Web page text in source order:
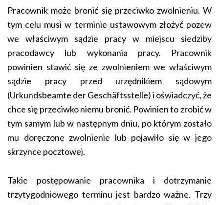
Pracownik może bronić się przeciwko zwolnieniu. W
tym celu musi w terminie ustawowym złożyć pozew
we właściwym sądzie pracy w miejscu siedziby
pracodawcy lub wykonania pracy. Pracownik
powinien stawić się ze zwolnieniem we właściwym
sądzie pracy przed urzędnikiem sądowym
(Urkundsbeamte der Geschäftsstelle) i oświadczyć, że
chce się przeciwko niemu bronić. Powinien to zrobić w
tym samym lub w następnym dniu, po którym zostało
mu doręczone zwolnienie lub pojawiło się w jego
skrzynce pocztowej.
Takie postępowanie pracownika i dotrzymanie
trzytygodniowego terminu jest bardzo ważne. Trzy